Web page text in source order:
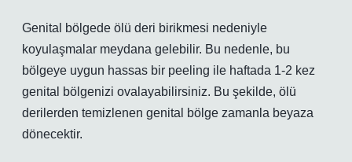
Genital bölgede ölü deri birikmesi nedeniyle
koyulaşmalar meydana gelebilir. Bu nedenle, bu
bölgeye uygun hassas bir peeling ile haftada 1-2 kez
genital bölgenizi ovalayabilirsiniz. Bu şekilde, ölü
derilerden temizlenen genital bölge zamanla beyaza
dönecektir.